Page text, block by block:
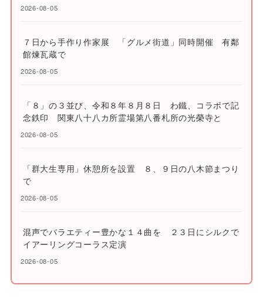
2026-08-05
７日から手作り作家展 「グルメ街道」同時開催 有鄰
館煉瓦蔵で
2026-08-05
「８」の３並び、令和８年８月８日 わ鐵、コラボで記
念鉄印 関東八十八カ所霊場第八番札所の光榮寺と
2026-08-05
「群大生専用」休憩所を設置 ８、９日の八木節まつり
で
2026-08-05
混声でバラエティー豊かな１４曲を ２３日にシルクで
イアーリングコーラス定演
2026-08-05